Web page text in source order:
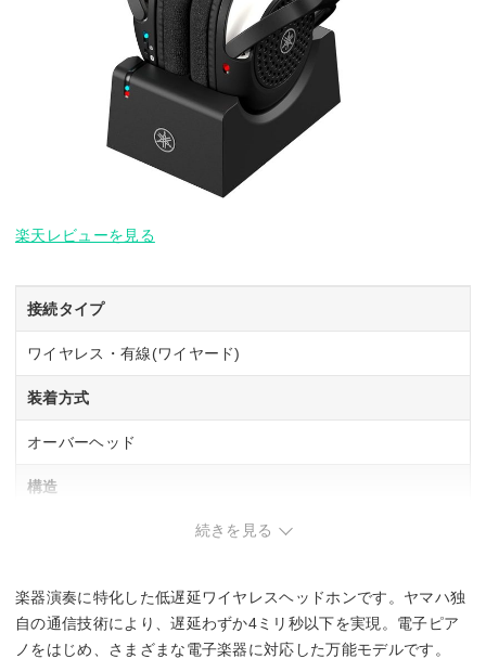
楽天レビューを見る
接続タイプ
ワイヤレス・有線(ワイヤード)
装着方式
オーバーヘッド
構造
ダイナミック型
続きを見る
楽器演奏に特化した低遅延ワイヤレスヘッドホンです。ヤマハ独
自の通信技術により、遅延わずか4ミリ秒以下を実現。電子ピア
ノをはじめ、さまざまな電子楽器に対応した万能モデルです。